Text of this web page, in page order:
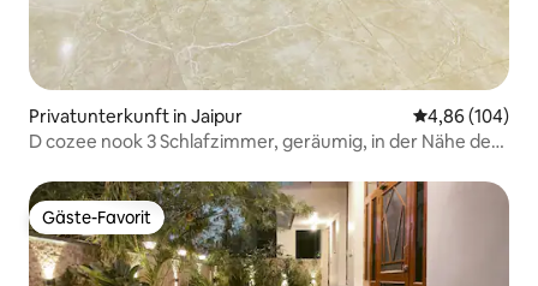
Privatunterkunft in Jaipur
4,86 (104)
D cozee nook 3 Schlafzimmer, geräumig, in der Nähe des
Gäste-Favorit
Gäste-Favorit